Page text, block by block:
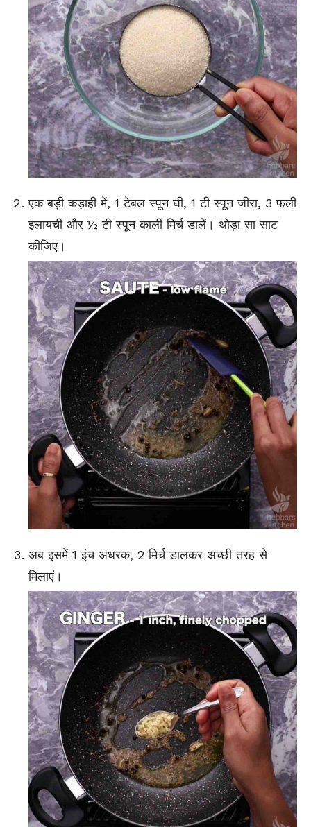
एक बड़ी कड़ाही में, 1 टेबल स्पून घी, 1 टी स्पून जीरा, 3 फली
इलायची और ½ टी स्पून काली मिर्च डालें। थोड़ा सा साट
कीजिए।
अब इसमें 1 इंच अधरक, 2 मिर्च डालकर अच्छी तरह से
मिलाएं।